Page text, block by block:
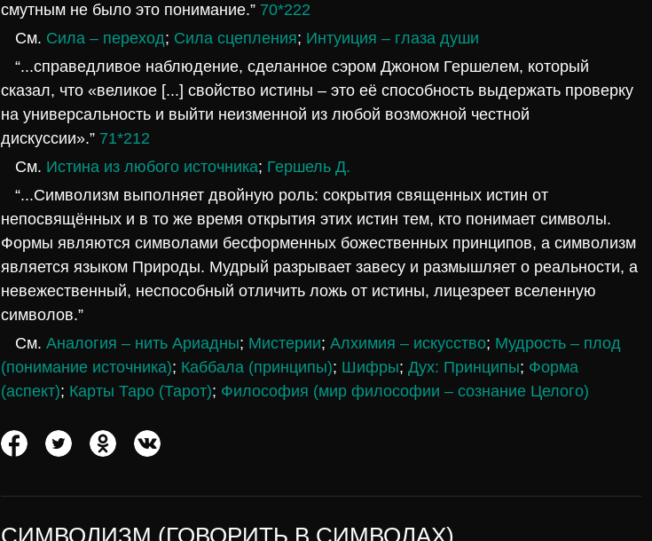
смутным не было это понимание.” 70*222
См. Сила – переход; Сила сцепления; Интуиция – глаза души
“...справедливое наблюдение, сделанное сэром Джоном Гершелем, который
сказал, что «великое [...] свойство истины – это её способность выдержать проверку
на универсальность и выйти неизменной из любой возможной честной
дискуссии».” 71*212
См. Истина из любого источника; Гершель Д.
“...Символизм выполняет двойную роль: сокрытия священных истин от
непосвящённых и в то же время открытия этих истин тем, кто понимает символы.
Формы являются символами бесформенных божественных принципов, а символизм
является языком Природы. Мудрый разрывает завесу и размышляет о реальности, а
невежественный, неспособный отличить ложь от истины, лицезреет вселенную
символов.”
См. Аналогия – нить Ариадны; Мистерии; Алхимия – искусство; Мудрость – плод
(понимание источника); Каббала (принципы); Шифры; Дух: Принципы; Форма
(аспект); Карты Таро (Тарот); Философия (мир философии – сознание Целого)
СИМВОЛИЗМ (ГОВОРИТЬ В СИМВОЛАХ)